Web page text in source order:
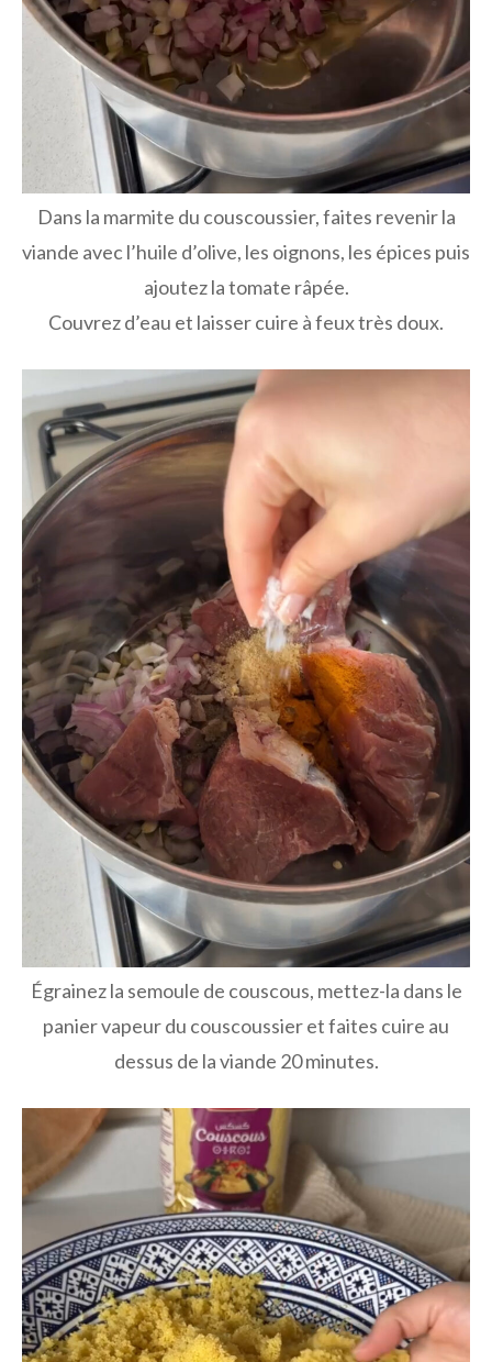
Dans la marmite du couscoussier, faites revenir la
viande avec l’huile d’olive, les oignons, les épices puis
ajoutez la tomate râpée.
Couvrez d’eau et laisser cuire à feux très doux.
Égrainez la semoule de couscous, mettez-la dans le
panier vapeur du couscoussier et faites cuire au
dessus de la viande 20 minutes.